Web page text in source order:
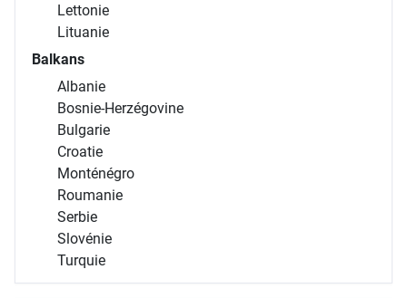
Lettonie
Lituanie
Balkans
Albanie
Bosnie-Herzégovine
Bulgarie
Croatie
Monténégro
Roumanie
Serbie
Slovénie
Turquie